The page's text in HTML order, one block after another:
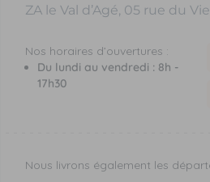
ZA le Val d’Agé, 05 rue du
Nos horaires d’ouvertures :
Du lundi au vendredi : 8h -
17h30
Nous livrons également les